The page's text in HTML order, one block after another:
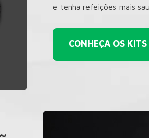
e tenha refeições mais
CONHEÇA OS KITS